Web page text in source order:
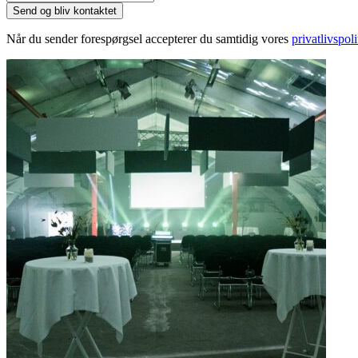
Når du sender forespørgsel accepterer du samtidig vores